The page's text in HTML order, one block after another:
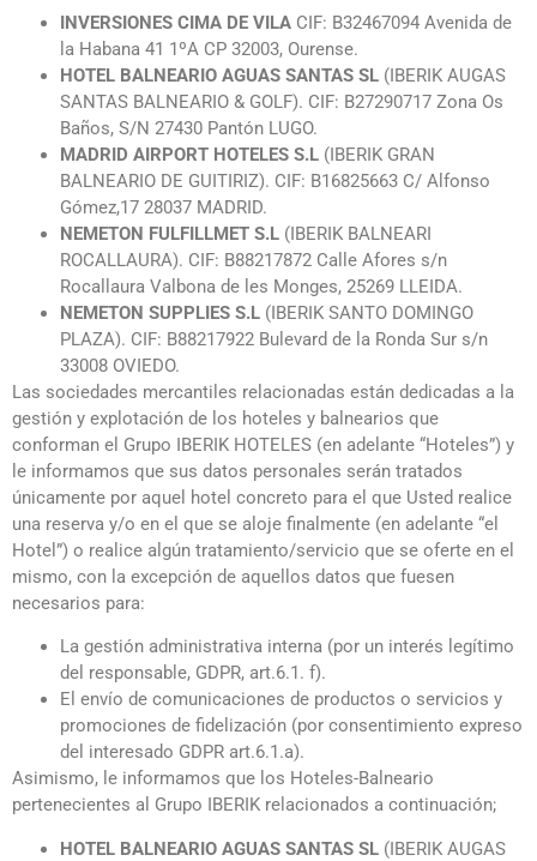
INVERSIONES CIMA DE VILA CIF: B32467094 Avenida de
la Habana 41 1ºA CP 32003, Ourense.
HOTEL BALNEARIO AGUAS SANTAS SL (IBERIK AUGAS
SANTAS BALNEARIO & GOLF). CIF: B27290717 Zona Os
Baños, S/N 27430 Pantón LUGO.
MADRID AIRPORT HOTELES S.L (IBERIK GRAN
BALNEARIO DE GUITIRIZ). CIF: B16825663 C/ Alfonso
Gómez,17 28037 MADRID.
NEMETON FULFILLMET S.L (IBERIK BALNEARI
ROCALLAURA). CIF: B88217872 Calle Afores s/n
Rocallaura Valbona de les Monges, 25269 LLEIDA.
NEMETON SUPPLIES S.L (IBERIK SANTO DOMINGO
PLAZA). CIF: B88217922 Bulevard de la Ronda Sur s/n
33008 OVIEDO.
Las sociedades mercantiles relacionadas están dedicadas a la
gestión y explotación de los hoteles y balnearios que
conforman el Grupo IBERIK HOTELES (en adelante “Hoteles”) y
le informamos que sus datos personales serán tratados
únicamente por aquel hotel concreto para el que Usted realice
una reserva y/o en el que se aloje finalmente (en adelante “el
Hotel”) o realice algún tratamiento/servicio que se oferte en el
mismo, con la excepción de aquellos datos que fuesen
necesarios para:
La gestión administrativa interna (por un interés legítimo
del responsable, GDPR, art.6.1. f).
El envío de comunicaciones de productos o servicios y
promociones de fidelización (por consentimiento expreso
del interesado GDPR art.6.1.a).
Asimismo, le informamos que los Hoteles-Balneario
pertenecientes al Grupo IBERIK relacionados a continuación;
HOTEL BALNEARIO AGUAS SANTAS SL (IBERIK AUGAS